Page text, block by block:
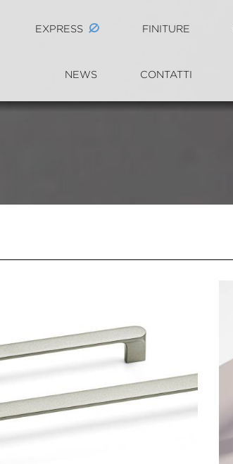
EXPRESS FINITURE
NEWS CONTATTI